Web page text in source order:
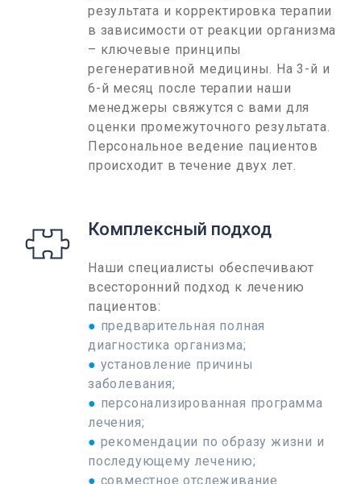
результата и корректировка терапии
в зависимости от реакции организма
– ключевые принципы
регенеративной медицины. На 3-й и
6-й месяц после терапии наши
менеджеры свяжутся с вами для
оценки промежуточного результата.
Персональное ведение пациентов
происходит в течение двух лет.
Комплексный подход
Наши специалисты обеспечивают
всесторонний подход к лечению
пациентов:
● предварительная полная
диагностика организма;
● установление причины
заболевания;
● персонализированная программа
лечения;
● рекомендации по образу жизни и
последующему лечению;
● совместное отслеживание